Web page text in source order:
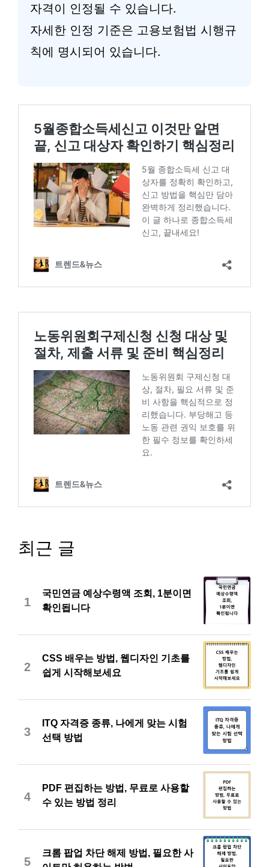
자격이 인정될 수 있습니다.
자세한 인정 기준은 고용보험법 시행규
칙에 명시되어 있습니다.
최근 글
1
국민연금 예상수령액 조회, 1분이면
확인됩니다
2
CSS 배우는 방법, 웹디자인 기초를
쉽게 시작해보세요
3
ITQ 자격증 종류, 나에게 맞는 시험
선택 방법
4
PDF 편집하는 방법, 무료로 사용할
수 있는 방법 정리
5
크롬 팝업 차단 해제 방법, 필요한 사